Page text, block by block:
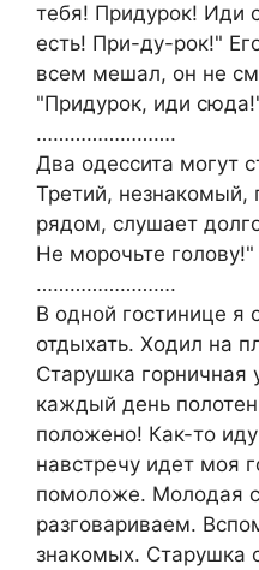
тебя! Придурок! Иди
есть! При-ду-рок!"
всем мешал, он не
"Придурок, иди
…………………….
Два одессита могут
Третий, незнакомый,
рядом, слушает
Не морочьте голову!"
…………………….
В одной гостинице я
отдыхать. Ходил на
Старушка горничная
каждый день
положено! Как-то
навстречу идет моя
помоложе. Молодая
разговариваем.
знакомых. Старушка